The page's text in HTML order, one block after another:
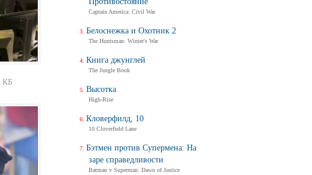
КБ
Captain America: Civil War
Белоснежка и Охотник 2
The Huntsman: Winter's War
Книга джунглей
The Jungle Book
Высотка
High-Rise
Кловерфилд, 10
10 Cloverfield Lane
Бэтмен против Супермена: На
заре справедливости
Batman v Superman: Dawn of Justice